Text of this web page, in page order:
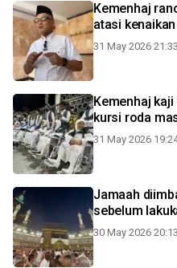
Kemenhaj
atasi
31 May 2026
Kemenhaj
kursi roda
31 May 2026
Jamaah
sebelum
30 May 2026